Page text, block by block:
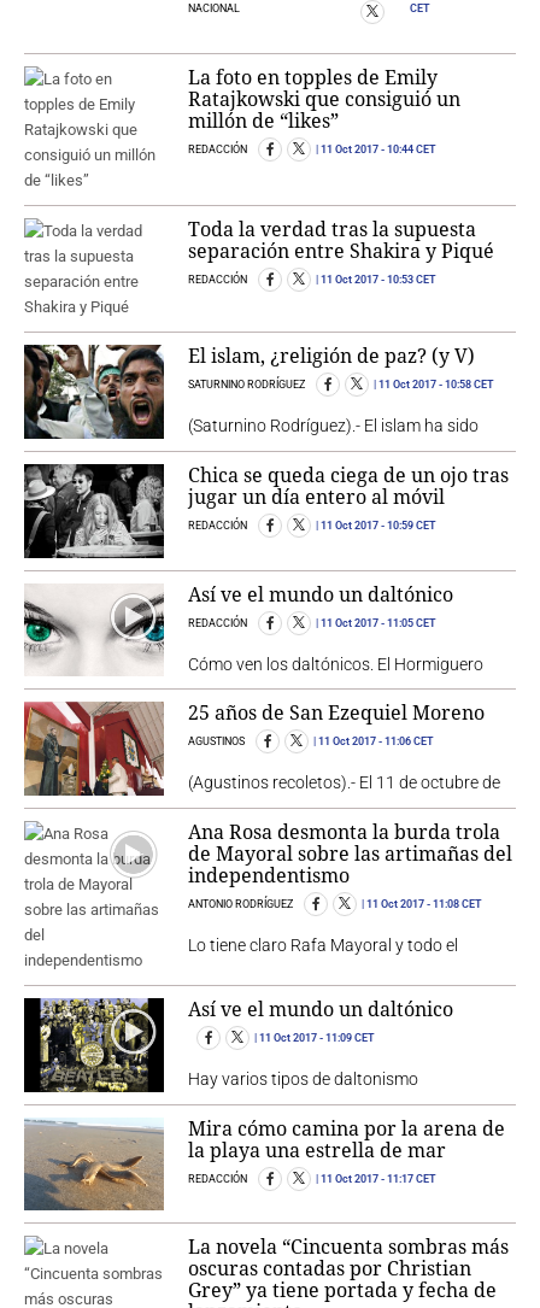
NACIONAL CET
La foto en topples de Emily
Ratajkowski que consiguió un
millón de “likes”
REDACCIÓN 11 Oct 2017 - 10:44 CET
Toda la verdad tras la supuesta
separación entre Shakira y Piqué
REDACCIÓN 11 Oct 2017 - 10:53 CET
El islam, ¿religión de paz? (y V)
SATURNINO RODRÍGUEZ 11 Oct 2017 - 10:58 CET
(Saturnino Rodríguez).- El islam ha sido
Chica se queda ciega de un ojo tras
jugar un día entero al móvil
REDACCIÓN 11 Oct 2017 - 10:59 CET
Así ve el mundo un daltónico
REDACCIÓN 11 Oct 2017 - 11:05 CET
Cómo ven los daltónicos. El Hormiguero
25 años de San Ezequiel Moreno
AGUSTINOS 11 Oct 2017 - 11:06 CET
(Agustinos recoletos).- El 11 de octubre de
Ana Rosa desmonta la burda trola
de Mayoral sobre las artimañas del
independentismo
ANTONIO RODRÍGUEZ 11 Oct 2017 - 11:08 CET
Lo tiene claro Rafa Mayoral y todo el
Así ve el mundo un daltónico
11 Oct 2017 - 11:09 CET
Hay varios tipos de daltonismo
Mira cómo camina por la arena de
la playa una estrella de mar
REDACCIÓN 11 Oct 2017 - 11:17 CET
La novela “Cincuenta sombras más
oscuras contadas por Christian
Grey” ya tiene portada y fecha de